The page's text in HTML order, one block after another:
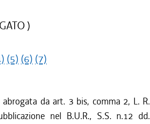
)
(5) (6) (7)
da art. 3 bis, comma 2, L. R.
nel B.U.R., S.S. n.12 dd.